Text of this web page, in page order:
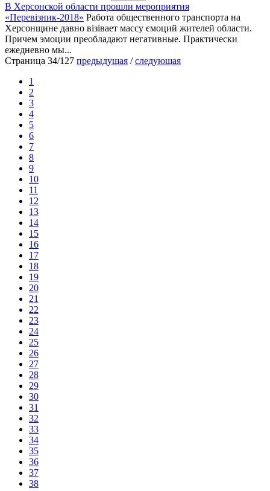
В Херсонской области прошли мероприятия
«Перевізник-2018» Работа общественного транспорта на
Херсонщине давно візівает массу ємоций жителей области.
Причем эмоции преобладают негативные. Практически
ежедневно мы...
Страница 34/127 предыдущая /следующая
1
2
3
4
5
6
7
8
9
10
11
12
13
14
15
16
17
18
19
20
21
22
23
24
25
26
27
28
29
30
31
32
33
34
35
36
37
38